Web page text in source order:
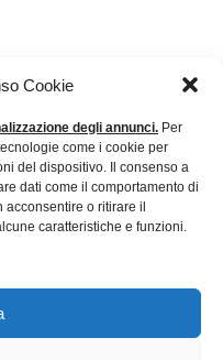
Cookie
degli annunci. Per
come i cookie per
del dispositivo. Il consenso a
dati come il comportamento di
o ritirare il
caratteristiche e funzioni.
ed affidabile clicca nel link